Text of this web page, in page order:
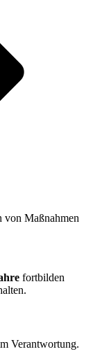
von Maßnahmen
fortbilden
Verantwortung.